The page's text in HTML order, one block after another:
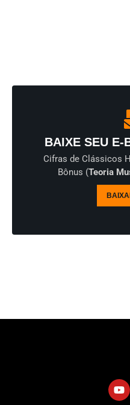
BAIXE SEU E-
Cifras de Clássicos
Bônus (Teoria